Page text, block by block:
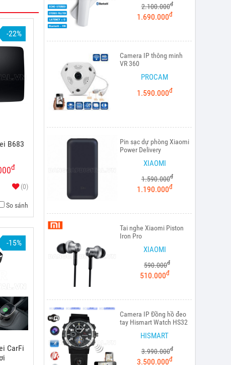
-22%
B683
đ
(0)
So sánh
-15%
CarFi
2.100.000đ
1.690.000đ
Camera IP thông minh
VR 360
PROCAM
1.590.000đ
Pin sạc dự phòng Xiaomi
Power Delivery
XIAOMI
1.590.000đ
1.190.000đ
Tai nghe Xiaomi Piston
Iron Pro
XIAOMI
590.000đ
510.000đ
Camera IP Đồng hồ đeo
tay Hismart Watch HS32
HISMART
3.990.000đ
3.500.000đ